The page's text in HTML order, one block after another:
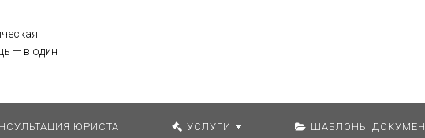
— в один
ЮРИСТА УСЛУГИ ШАБЛОНЫ